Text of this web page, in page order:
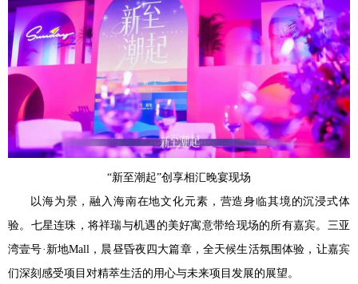
“新至潮起”创享相汇晚宴现场
以海为景，融入海南在地文化元素，营造身临其境的沉浸式体
验。七星连珠，将祥瑞与机遇的美好寓意带给现场的所有嘉宾。三亚
湾壹号·新地Mall，晨昼昏夜四大篇章，全天候生活氛围体验，让嘉宾
们深刻感受项目对精萃生活的用心与未来项目发展的展望。